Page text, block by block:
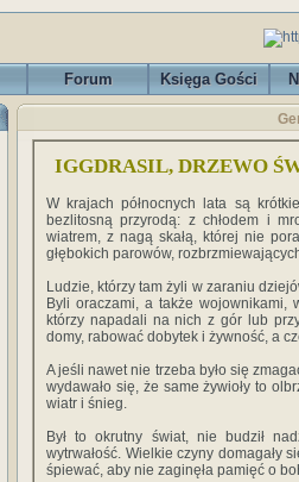
Forum Księga Gości
IGGDRASIL, DRZEWO
W krajach północnych lata są
bezlitosną przyrodą: z chłodem i
wiatrem, z nagą skałą, której nie
głębokich parowów,
Ludzie, którzy tam żyli w zaraniu
Byli oraczami, a także
którzy napadali na nich z gór lub
domy, rabować dobytek i żywność, a
A jeśli nawet nie trzeba było się
wydawało się, że same żywioły to
wiatr i śnieg.
Był to okrutny świat, nie budził
wytrwałość. Wielkie czyny domagały
śpiewać, aby nie zaginęła pamięć o